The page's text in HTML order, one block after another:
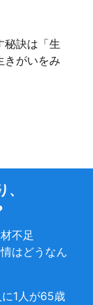
秘訣は「生
きがいをみ
不足
はどうなん
1人が65歳